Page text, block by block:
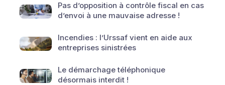
Pas d’opposition à contrôle fiscal en cas
d’envoi à une mauvaise adresse !
Incendies : l’Urssaf vient en aide aux
entreprises sinistrées
Le démarchage téléphonique
désormais interdit !